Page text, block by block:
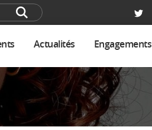
Actualités Engagements